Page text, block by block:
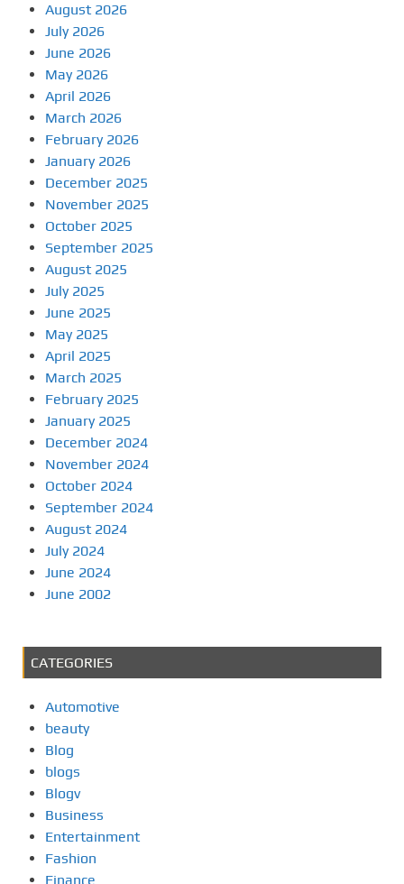
August 2026
July 2026
June 2026
May 2026
April 2026
March 2026
February 2026
January 2026
December 2025
November 2025
October 2025
September 2025
August 2025
July 2025
June 2025
May 2025
April 2025
March 2025
February 2025
January 2025
December 2024
November 2024
October 2024
September 2024
August 2024
July 2024
June 2024
June 2002
CATEGORIES
Automotive
beauty
Blog
blogs
Blogv
Business
Entertainment
Fashion
Finance